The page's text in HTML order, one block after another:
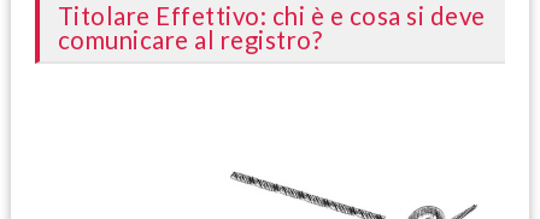
Titolare Effettivo: chi è e cosa si deve
comunicare al registro?